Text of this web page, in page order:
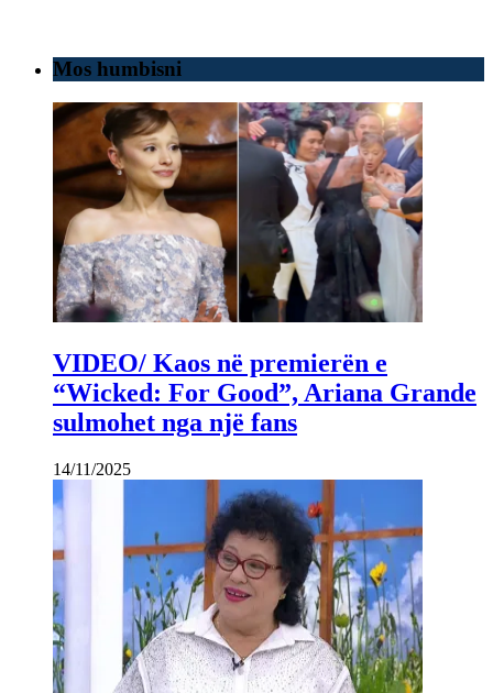
Mos humbisni
VIDEO/ Kaos në premierën e
“Wicked: For Good”, Ariana Grande
sulmohet nga një fans
14/11/2025